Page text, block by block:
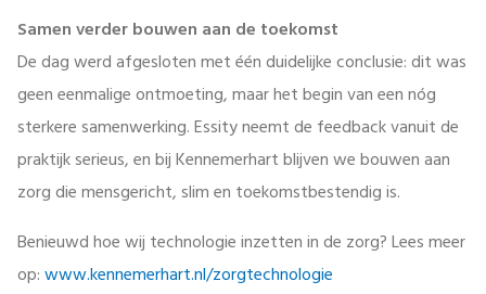
Samen verder bouwen aan de toekomst
De dag werd afgesloten met één duidelijke conclusie: dit was
geen eenmalige ontmoeting, maar het begin van een nóg
sterkere samenwerking. Essity neemt de feedback vanuit de
praktijk serieus, en bij Kennemerhart blijven we bouwen aan
zorg die mensgericht, slim en toekomstbestendig is.
Benieuwd hoe wij technologie inzetten in de zorg?Lees meer
op:www.kennemerhart.nl/zorgtechnologie